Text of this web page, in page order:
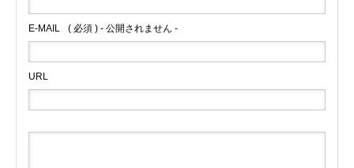
E-MAIL ( 必須 ) - 公開されません -
URL